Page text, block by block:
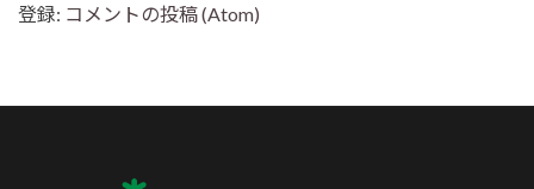
登録: コメントの投稿 (Atom)